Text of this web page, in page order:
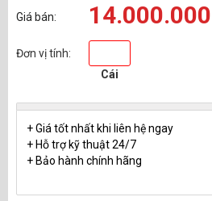
Giá bán:
Đơn vị tính:
Cái
+ Giá tốt nhất khi liên hệ ngay
+ Hỗ trợ kỹ thuật 24/7
+ Bảo hành chính hãng